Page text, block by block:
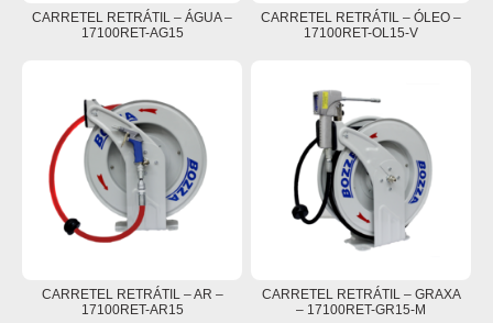
CARRETEL RETRÁTIL – ÁGUA –
17100RET-AG15
CARRETEL RETRÁTIL – ÓLEO –
17100RET-OL15-V
CARRETEL RETRÁTIL – AR –
17100RET-AR15
CARRETEL RETRÁTIL – GRAXA
– 17100RET-GR15-M